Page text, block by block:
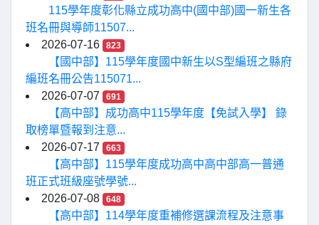
115學年度彰化縣立成功高中(國中部)國一新生各
班名冊與導師11507...
2026-07-16
823
【國中部】115學年度國中新生以S型編班之縣府
編班名冊公告115071...
2026-07-07
691
【高中部】成功高中115學年度【免試入學】 錄
取榜單暨報到注意...
2026-07-17
663
【高中部】115學年度成功高中高中部高一普通
班正式班級座號學號...
2026-07-08
648
【高中部】114學年度重補修選課流程及注意事